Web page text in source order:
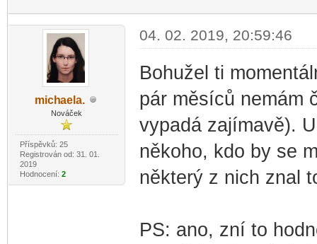
michaela.
Nováček
Příspěvků: 25
Registrován od: 31. 01.
2019
Hodnocení: 2
04. 02. 2019, 20:59:46
Bohužel ti
pár měsíců nemám
vypadá zajímavě).
někoho, kdo by se
některý z nich znal
PS: ano, zní to